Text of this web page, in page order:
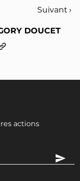
Suivant ›
DOUCET
actions